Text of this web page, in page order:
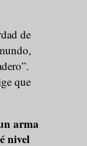
de
que
arma
nivel